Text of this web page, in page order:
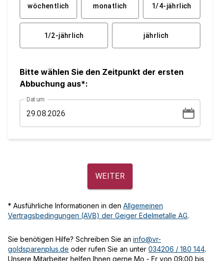
wöchentlich monatlich 1/4-jährlich
1/2-jährlich jährlich
Bitte wählen Sie den Zeitpunkt der ersten
Abbuchung aus*:
Datum
WEITER
* Ausführliche Informationen in den Allgemeinen
Vertragsbedingungen (AVB) der Geiger Edelmetalle AG.
Sie benötigen Hilfe? Schreiben Sie an info@vr-
goldsparenplus.de oder rufen Sie an unter 034206 / 180 144.
Unsere Mitarbeiter helfen Ihnen gerne Mo - Fr von 09:00 bis